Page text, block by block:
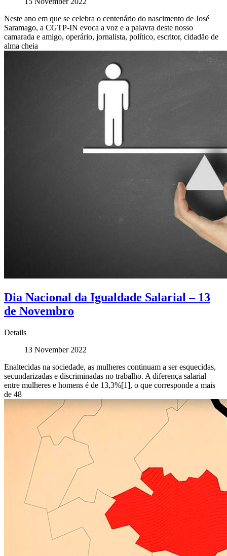
Neste ano em que se celebra o centenário do nascimento de José
Saramago, a CGTP-IN evoca a voz e a palavra deste nosso
camarada e amigo, operário, jornalista, político, escritor, cidadão de
alma cheia
Dia Nacional da Igualdade Salarial – 13
de Novembro
Details
13 November 2022
Enaltecidas na sociedade, as mulheres continuam a ser esquecidas,
secundarizadas e discriminadas no trabalho. A diferença salarial
entre mulheres e homens é de 13,3%[1], o que corresponde a mais
de 48